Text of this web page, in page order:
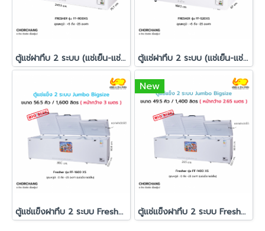
ตู้แช่ฝาทึบ 2 ระบบ (แช่เย็น-แช่แข็ง) รุ่น FF-1100XS ตู้แช่ฝาทึบ 2 ระบบ (แช่เย็น-แช่แข็ง) FRESHER รุ่น FF-520XS
ตู้แช่แข็งฝาทึบ 2 ระบบ Fresher รุ่น FF-1600XS
New
ตู้แช่แข็งฝาทึบ 2 ระบบ Fresher รุ่น FF-1400XS